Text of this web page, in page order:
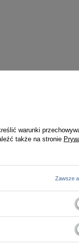
bez wzoru
warunki
także na stronie
Zawsze